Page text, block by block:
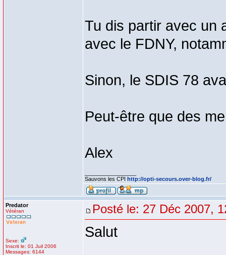
Tu dis partir avec un
avec le FDNY,
Sinon, le SDIS 78
Peut-être que des
Alex
Sauvons les CPI http://opti-secours.over-blog.fr/
Predator
Vétéran
Sexe:
Inscrit le: 01 Juil 2006
Messages: 6144
Posté le: 27 Déc 2007,
Salut